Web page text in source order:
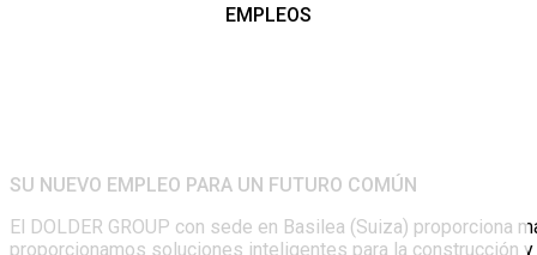
EMPLEOS
SU NUEVO EMPLEO PARA UN FUTURO COMÚN
El DOLDER GROUP con sede en Basilea (Suiza)
proporcionamos soluciones inteligentes para la construcción